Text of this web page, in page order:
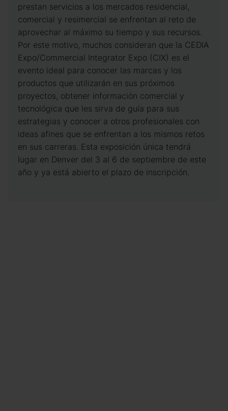
prestan servicios a los mercados residencial,
comercial y resimercial se enfrentan al reto de
aprovechar al máximo su tiempo y sus recursos.
Por este motivo, muchos consideran que la CEDIA
Expo/Commercial Integrator Expo (CIX) es el
evento ideal para conocer las marcas y los
productos que utilizarán en sus próximos
proyectos, obtener información comercial y
tecnológica que les sirva de guía para sus
estrategias y conocer a otros profesionales con
ideas afines que se enfrentan a los mismos retos
en sus carreras. Esta exposición única tendrá
lugar en Denver del 3 al 6 de septiembre de este
año y ya está abierto el plazo de inscripción.